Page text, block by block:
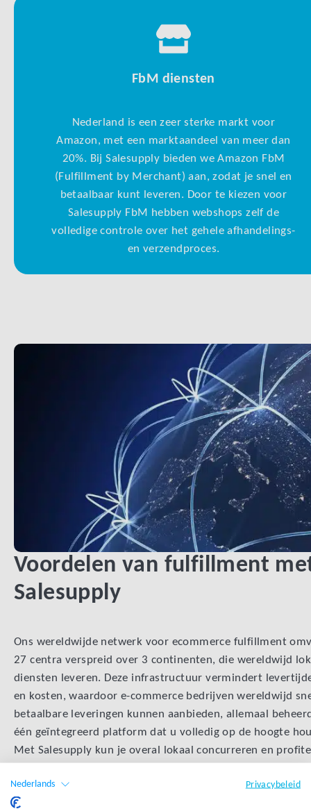
FbM diensten
Nederland is een zeer sterke markt voor
Amazon, met een marktaandeel van meer dan
20%. Bij Salesupply bieden we Amazon FbM
(Fulfillment by Merchant) aan, zodat je snel en
betaalbaar kunt leveren. Door te kiezen voor
Salesupply FbM hebben webshops zelf de
volledige controle over het gehele afhandelings-
en verzendproces.
Voordelen van fulfillment
Salesupply
Ons wereldwijde netwerk voor ecommerce fulfillment
27 centra verspreid over 3 continenten, die wereldwijd
diensten leveren. Deze infrastructuur vermindert
en kosten, waardoor e-commerce bedrijven wereldwijd
betaalbare leveringen kunnen aanbieden, allemaal
één geïntegreerd platform dat u volledig op de hoogte
Met Salesupply kun je overal lokaal concurreren en
platform biedt één aanspreekpunt en één factuur, wat
voor gestroomlijnde operaties. Onze fulfillment locaties in
Nederlands Privacybeleid